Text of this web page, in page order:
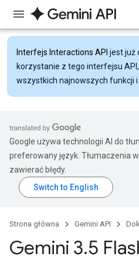
Interfejs Interactions API jest już
korzystanie z tego interfejsu
wszystkich najnowszych funkcji i
Google używa technologii AI do
preferowany język. Tłumaczenia
zawierać błędy.
Strona główna Gemini API
Gemini 3.5